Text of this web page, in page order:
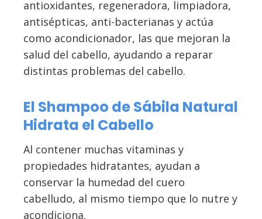
antioxidantes, regeneradora, limpiadora,
antisépticas, anti-bacterianas y actúa
como acondicionador, las que mejoran la
salud del cabello, ayudando a reparar
distintas problemas del cabello.
El Shampoo de Sábila Natural
Hidrata el Cabello
Al contener muchas vitaminas y
propiedades hidratantes, ayudan a
conservar la humedad del cuero
cabelludo, al mismo tiempo que lo nutre y
acondiciona.